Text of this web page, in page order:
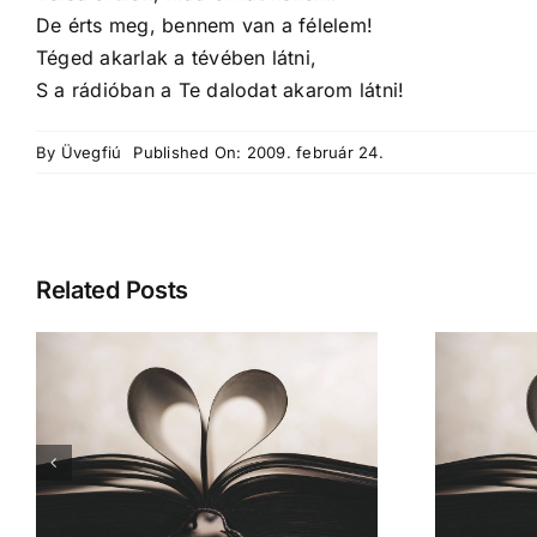
De érts meg, bennem van a félelem!
Téged akarlak a tévében látni,
S a rádióban a Te dalodat akarom látni!
By Üvegfiú Published On: 2009. február 24.
Related Posts